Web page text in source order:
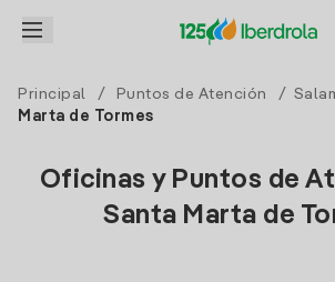
Principal / Puntos de Atención /
Marta de Tormes
Oficinas y Puntos de
Santa Marta de